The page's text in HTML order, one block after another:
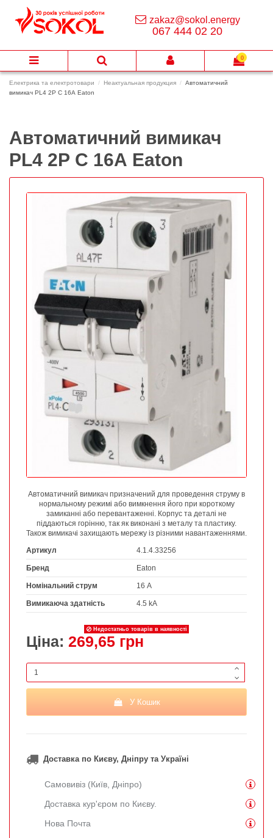
Електрика та електротовари Неактуальная продукция
Автоматичний
вимикач PL4 2Р C 16А Eaton
Автоматичний вимикач
PL4 2Р C 16А Eaton
Автоматичний вимикач призначений для проведення струму в
нормальному режимі або вимкнення його при короткому
замиканні або перевантаженні. Корпус та деталі не
піддаються горінню, так як виконані з металу та пластику.
Також вимикачі захищають мережу із різними навантаженнями.
Артикул
4.1.4.33256
Бренд Eaton
Номінальний струм 16 А
Вимикаюча здатність 4.5 kA
Недостатньо товарів в наявності
Ціна: 269,65 грн
У Кошик
Доставка по Києву, Дніпру та Україні
Самовивіз (Київ, Дніпро)
Доставка кур'єром по Києву.
Нова Почта
zakaz@sokol.energy
067 444 02 20
0